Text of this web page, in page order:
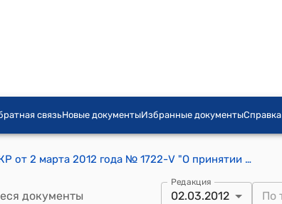
связьНовые документыИзбранные документыСправка
Постановление Жогорку Кенеша КР от 2 марта 2012 года № 1722-V "О принятии Закона Кыргызской Республики "О внесении изменения и дополнения в некоторые законодательные акты Кыргызской Республики" (в Налоговый кодекс Кыргызской Республики, Закон Кыргызской Республики "О тарифах страховых взносов по государственному социальному страхованию")
документы
Редакция
02.03.2012